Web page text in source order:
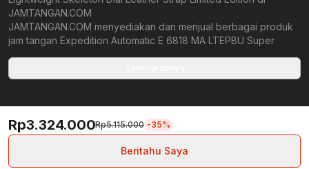
JAMTANGAN.COM
JAMTANGAN.COM menyediakan dan menjual berbagai produk
jam tangan Expedition Automatic E 6818 MA LTEPBU Super
Kami berkomitmen untuk memberi penawaran terbaik bagi
yang tersedia merupakan produk jam tangan original,
berkualitas tinggi, dan memiliki harga yang lebih terjangkau dari
toko online Indonesia lainnya. Anda, watchlovers, merupakan
prioritas utama kami. Dengan tersedianya berbagai jam tangan
mechanical, kinetic, dan quartz mulai dari yang bertema fine-
Rp3.324.000Rp5.115.000 -35%
Beritahu Saya